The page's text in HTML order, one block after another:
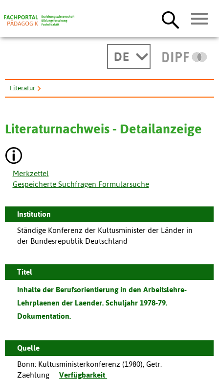
DE
Literatur
Literaturnachweis - Detailanzeige
Merkzettel
Gespeicherte Suchfragen Formularsuche
Institution
Ständige Konferenz der Kultusminister der Länder in
der Bundesrepublik Deutschland
Titel
Inhalte der Berufsorientierung in den Arbeitslehre-
Lehrplaenen der Laender. Schuljahr 1978-79.
Dokumentation.
Quelle
Bonn: Kultusministerkonferenz (1980), Getr.
Zaehlung
Verfügbarkeit